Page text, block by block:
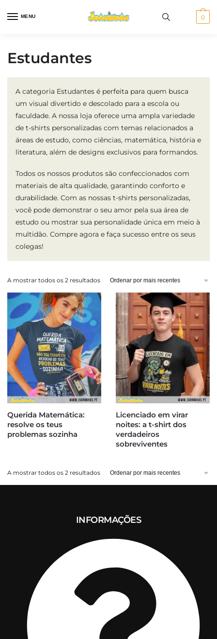
MENU 0
Estudantes
A categoria Estudantes é perfeita para quem busca
um visual divertido e descolado para a escola ou
faculdade. A nossa loja oferece uma ampla variedade
de t-shirts personalizadas com temas relacionados a
áreas de estudo, como ciências, matemática, história e
literatura, além de designs exclusivos para formandos.
Todos os nossos produtos são confeccionados com
materiais de alta qualidade, garantindo conforto e
durabilidade. Com as nossas t-shirts personalizadas,
você pode demonstrar o seu amor pela sua área de
estudo ou mostrar sua personalidade única em meio à
multidão. Compre agora e faça sucesso entre os seus
colegas!
A mostrar todos os 2 resultadosOrdenado
mais
recentes
Querida Matemática:
resolve os teus
problemas sozinha
Licenciado em virar
noites: a t-shirt dos
verdadeiros
sobreviventes
A mostrar todos os 2 resultadosOrdenado
INFORMAÇÕES